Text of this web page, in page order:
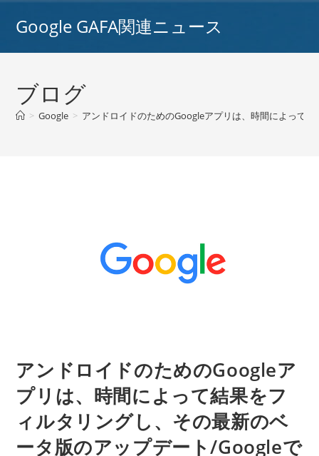
Google GAFA関連ニュース
ブログ
> Google > アンドロイドのためのGoogleアプリは、時間によって
アンドロイドのためのGoogleア
プリは、時間によって結果をフ
ィルタリングし、その最新のベ
ータ版のアップデート/Googleで